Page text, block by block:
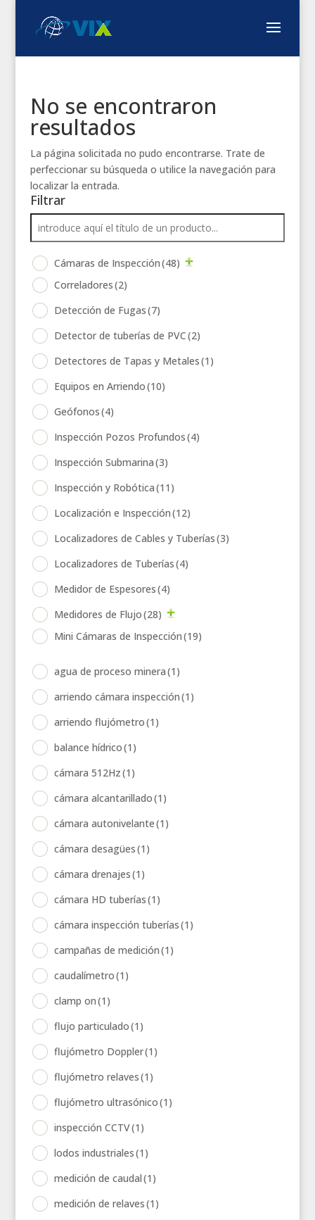
No se encontraron
resultados
La página solicitada no pudo encontrarse. Trate de
perfeccionar su búsqueda o utilice la navegación para
localizar la entrada.
Filtrar
Cámaras de Inspección(48)
Correladores(2)
Detección de Fugas(7)
Detector de tuberías de PVC(2)
Detectores de Tapas y Metales(1)
Equipos en Arriendo(10)
Geófonos(4)
Inspección Pozos Profundos(4)
Inspección Submarina(3)
Inspección y Robótica(11)
Localización e Inspección(12)
Localizadores de Cables y Tuberías(3)
Localizadores de Tuberías(4)
Medidor de Espesores(4)
Medidores de Flujo(28)
Mini Cámaras de Inspección(19)
agua de proceso minera(1)
arriendo cámara inspección(1)
arriendo flujómetro(1)
balance hídrico(1)
cámara 512Hz(1)
cámara alcantarillado(1)
cámara autonivelante(1)
cámara desagües(1)
cámara drenajes(1)
cámara HD tuberías(1)
cámara inspección tuberías(1)
campañas de medición(1)
caudalímetro(1)
clamp on(1)
flujo particulado(1)
flujómetro Doppler(1)
flujómetro relaves(1)
flujómetro ultrasónico(1)
inspección CCTV(1)
lodos industriales(1)
medición de caudal(1)
medición de relaves(1)